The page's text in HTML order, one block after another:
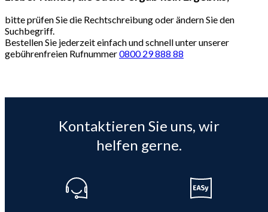
bitte prüfen Sie die Rechtschreibung oder ändern Sie den
Suchbegriff.
Bestellen Sie jederzeit einfach und schnell unter unserer
gebührenfreien Rufnummer0800 29 888 88
Kontaktieren Sie uns, wir
helfen gerne.